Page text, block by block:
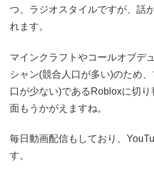
つ、ラジオスタイルですが、話
れます。
マインクラフトやコールオブデ
シャン(競合人口が多い)のため
口が少ない)であるRobloxに切
面もうかがえますね。
毎日動画配信もしており、
す。